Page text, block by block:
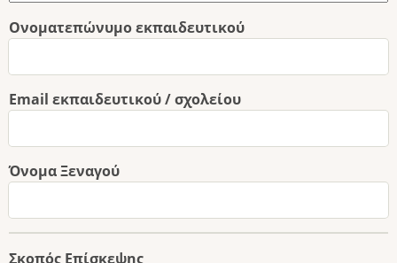
Ονοματεπώνυμο εκπαιδευτικού
Email εκπαιδευτικού / σχολείου
Όνομα Ξεναγού
Σκοπός Επίσκεψης